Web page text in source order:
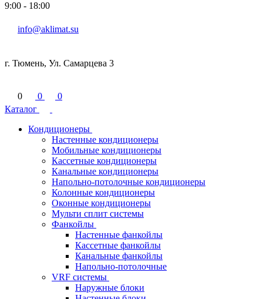
9:00 - 18:00
info@aklimat.su
г. Тюмень, Ул. Самарцева 3
0 0
0
Каталог
Кондиционеры
Настенные кондиционеры
Мобильные кондиционеры
Кассетные кондиционеры
Канальные кондиционеры
Напольно-потолочные кондиционеры
Колонные кондиционеры
Оконные кондиционеры
Мульти сплит системы
Фанкойлы
Настенные фанкойлы
Кассетные фанкойлы
Канальные фанкойлы
Напольно-потолочные
VRF системы
Наружные блоки